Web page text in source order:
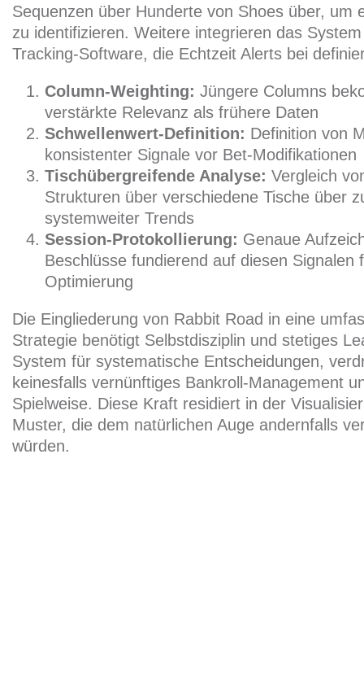
Sequenzen über Hunderte von Shoes über, um
zu identifizieren. Weitere integrieren das
Tracking-Software, die Echtzeit Alerts bei
Column-Weighting: Jüngere Columns
verstärkte Relevanz als frühere Daten
Schwellenwert-Definition: Definition von
konsistenter Signale vor Bet-Modifikationen
Tischübergreifende Analyse: Vergleich
Strukturen über verschiedene Tische über
systemweiter Trends
Session-Protokollierung: Genaue
Beschlüsse fundierend auf diesen Signalen
Optimierung
Die Eingliederung von Rabbit Road in eine
Strategie benötigt Selbstdisziplin und stetiges
System für systematische Entscheidungen,
keinesfalls vernünftiges Bankroll-Management
Spielweise. Diese Kraft residiert in der
Muster, die dem natürlichen Auge andernfalls
würden.